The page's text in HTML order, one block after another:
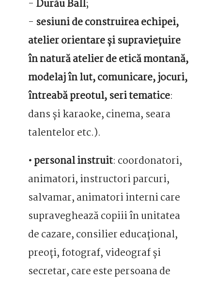
- Durău Ball;
- sesiuni de construirea echipei,
atelier orientare și supraviețuire
în natură atelier de etică montană,
modelaj în lut, comunicare, jocuri,
întreabă preotul, seri tematice:
dans și karaoke, cinema, seara
talentelor etc.).
• personal instruit: coordonatori,
animatori, instructori parcuri,
salvamar, animatori interni care
supraveghează copiii în unitatea
de cazare, consilier educațional,
preoți, fotograf, videograf și
secretar, care este persoana de